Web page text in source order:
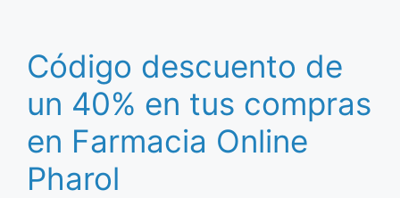
Código descuento de
un 40% en tus compras
en Farmacia Online
Pharol